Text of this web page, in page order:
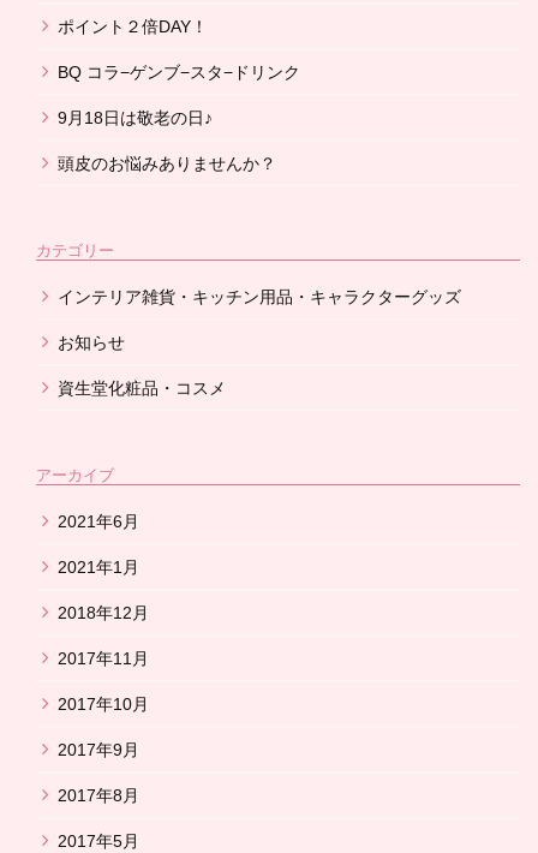
ポイント２倍DAY！
BQ コラ−ゲンブ−スタ−ドリンク
9月18日は敬老の日♪
頭皮のお悩みありませんか？
カテゴリー
インテリア雑貨・キッチン用品・キャラクターグッズ
お知らせ
資生堂化粧品・コスメ
アーカイブ
2021年6月
2021年1月
2018年12月
2017年11月
2017年10月
2017年9月
2017年8月
2017年5月